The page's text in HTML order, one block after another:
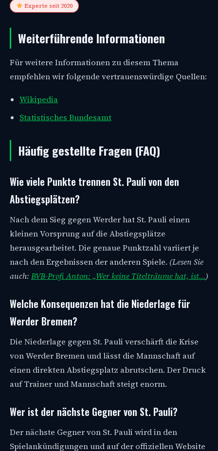
Experte seit 2020
Weiterführende Informationen
Für weitere Informationen zu diesem Thema
empfehlen wir folgende vertrauenswürdige Quellen:
Wikipedia
Statistisches Bundesamt
Häufig gestellte Fragen (FAQ)
Wie viele Punkte trennen St. Pauli von den
Abstiegsplätzen?
Nach dem Sieg gegen Werder hat St. Pauli einen
kleinen Vorsprung auf die Abstiegsplätze
herausgearbeitet. Die genaue Punktzahl variiert je
nach den Ergebnissen der anderen Spiele. (Lesen Sie
auch: BVB-Profi Anton: „Wer keine Titelträume hat, ist…)
Welche Konsequenzen hat die Niederlage für
Werder Bremen?
Die Niederlage gegen St. Pauli verschärft die Krise
von Werder Bremen und lässt die Mannschaft auf
einen direkten Abstiegsplatz abrutschen. Der Druck
auf Trainer und Mannschaft steigt enorm.
Wer ist der nächste Gegner von St. Pauli?
Der nächste Gegner von St. Pauli wird in den
Spielankündigungen und auf der offiziellen Website